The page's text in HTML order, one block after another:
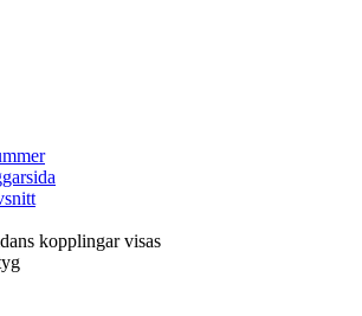
kopplingar visas